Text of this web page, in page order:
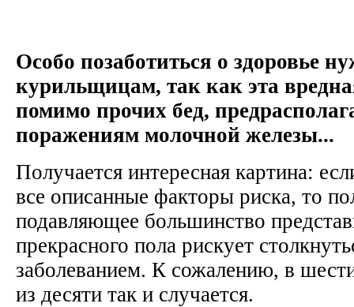
Особо позаботиться о здоровье
курильщицам, так как эта
помимо прочих бед,
поражениям молочной железы...
Получается интересная картина:
все описанные факторы риска, то
подавляющее большинство
прекрасного пола рискует
заболеванием. К сожалению, в
из десяти так и случается.